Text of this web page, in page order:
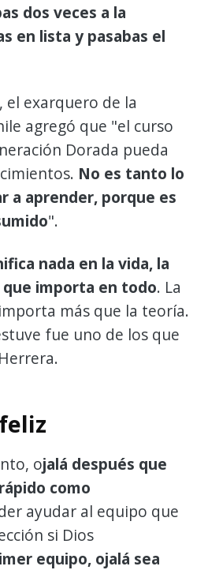
dos veces a la
en lista y pasabas el
el exarquero de la
agregó que "el curso
Dorada pueda
No es tanto lo
a aprender, porque es
".
nada en la vida, la
importa en todo. La
más que la teoría.
fue uno de los que
ojalá después que
como
ayudar al equipo que
si Dios
equipo, ojalá sea